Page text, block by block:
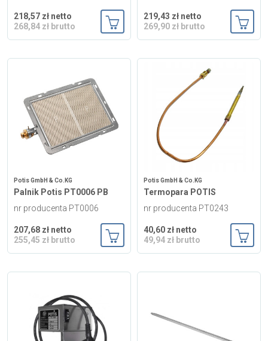
218,57 zł netto
268,84 zł brutto
Dodaj do koszyka
219,43 zł netto
269,90 zł brutto
Potis GmbH & Co.KG
Palnik Potis PT0006 PB
nr producenta PT0006
207,68 zł netto
255,45 zł brutto
Dodaj do koszyka
Potis GmbH & Co.KG
Termopara POTIS
nr producenta PT0243
40,60 zł netto
49,94 zł brutto